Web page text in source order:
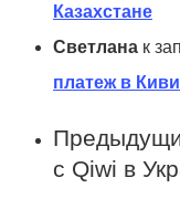
Казахстане
Светлана к
платеж в
с Qiwi в